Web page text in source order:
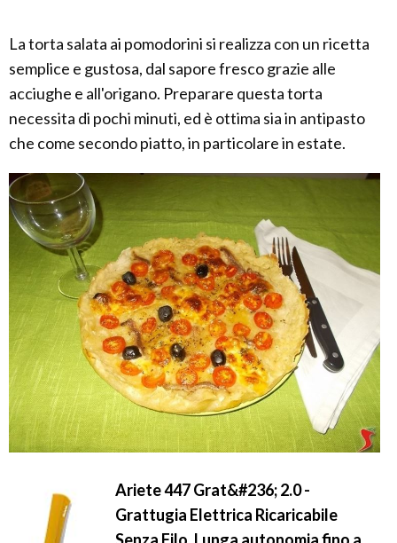
La torta salata ai pomodorini si realizza con un ricetta
semplice e gustosa, dal sapore fresco grazie alle
acciughe e all'origano. Preparare questa torta
necessita di pochi minuti, ed è ottima sia in antipasto
che come secondo piatto, in particolare in estate.
Ariete 447 Grat&#236; 2.0 -
Grattugia Elettrica Ricaricabile